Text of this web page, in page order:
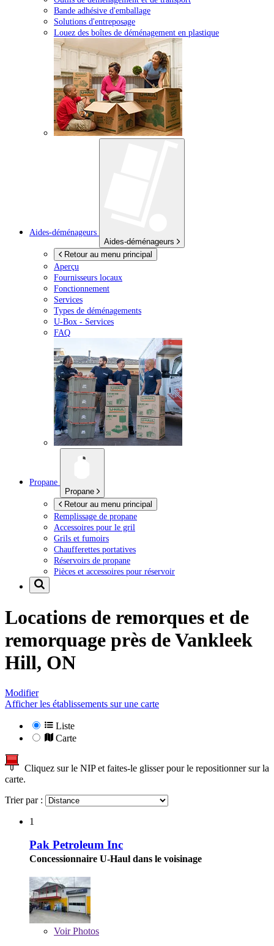
Bande adhésive d'emballage
Solutions d'entreposage
Louez des boîtes de déménagement en plastique
Aides-déménageurs
Aides-déménageurs
Retour au menu principal
Aperçu
Fournisseurs locaux
Fonctionnement
Services
Types de déménagements
U-Box - Services
FAQ
Propane
Propane
Retour au menu principal
Remplissage de propane
Accessoires pour le gril
Grils et fumoirs
Chaufferettes portatives
Réservoirs de propane
Pièces et accessoires pour réservoir
Locations de remorques et de
remorquage près deVankleek
Hill, ON
Modifier
Afficher les établissements sur une carte
Liste
Carte
Cliquez sur le NIP et faites-le glisser pour le repositionner sur la
carte.
Trier par :
1
Pak Petroleum Inc
Concessionnaire U-Haul dans le voisinage
VoirPhotos